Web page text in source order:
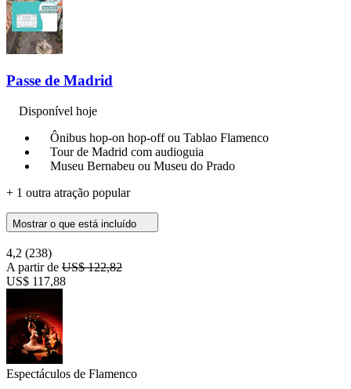
Passe de Madrid
Disponível hoje
Ônibus hop-on hop-off ou Tablao Flamenco
Tour de Madrid com audioguia
Museu Bernabeu ou Museu do Prado
+ 1 outra atração popular
Mostrar o que está incluído
4,2 (238)
A partir de US$ 122,82
US$ 117,88
Espectáculos de Flamenco